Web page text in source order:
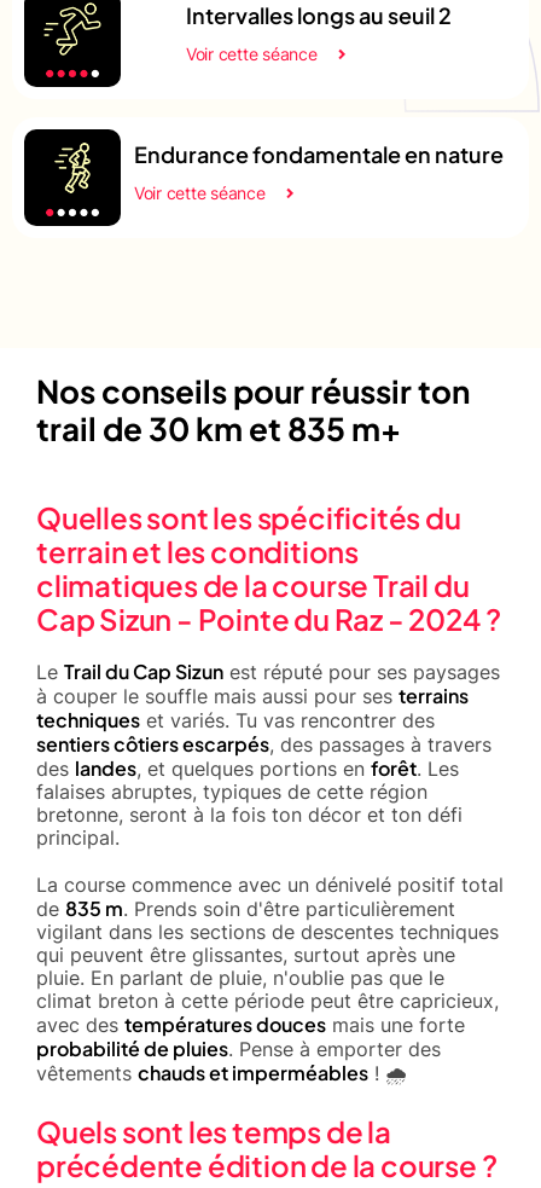
Intervalles longs au seuil 2
Voir cette séance
Endurance fondamentale en nature
Voir cette séance
Nos conseils pour réussir ton
trail de 30 km et 835 m+
Quelles sont les spécificités du
terrain et les conditions
climatiques de la course Trail du
Cap Sizun - Pointe du Raz - 2024 ?
Le Trail du Cap Sizun est réputé pour ses paysages
à couper le souffle mais aussi pour ses terrains
techniques et variés. Tu vas rencontrer des
sentiers côtiers escarpés, des passages à travers
des landes, et quelques portions en forêt. Les
falaises abruptes, typiques de cette région
bretonne, seront à la fois ton décor et ton défi
principal.
La course commence avec un dénivelé positif total
de 835 m. Prends soin d'être particulièrement
vigilant dans les sections de descentes techniques
qui peuvent être glissantes, surtout après une
pluie. En parlant de pluie, n'oublie pas que le
climat breton à cette période peut être capricieux,
avec des températures douces mais une forte
probabilité de pluies. Pense à emporter des
vêtements chauds et imperméables ! 🌧️
Quels sont les temps de la
précédente édition de la course ?